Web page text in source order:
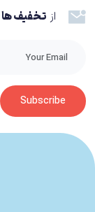
از تخفیف
Subscribe